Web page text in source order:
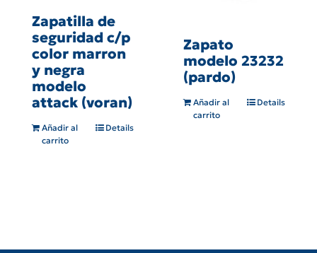
Zapatilla de
seguridad c/p
color marron
y negra
modelo
attack (voran)
Añadir al
carrito
Details
Zapato
modelo 23232
(pardo)
Añadir al
carrito
Details